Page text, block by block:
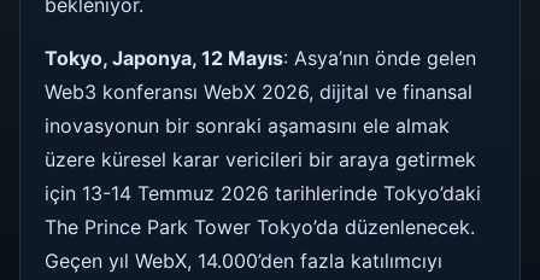
Tokyo, Japonya, 12 Mayıs: Asya’nın önde gelen
Web3 konferansı WebX 2026, dijital ve finansal
inovasyonun bir sonraki aşamasını ele almak
üzere küresel karar vericileri bir araya getirmek
için 13-14 Temmuz 2026 tarihlerinde Tokyo’daki
The Prince Park Tower Tokyo’da düzenlenecek.
Geçen yıl WebX, 14.000’den fazla katılımcıyı